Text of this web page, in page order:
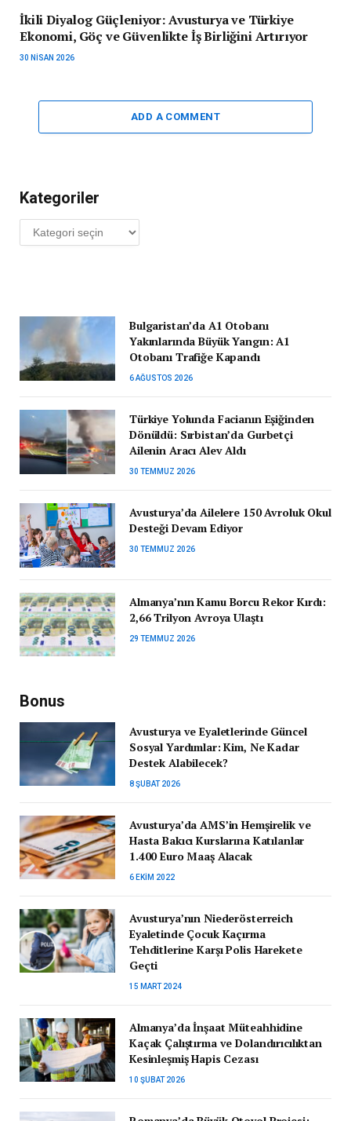
İkili Diyalog Güçleniyor: Avusturya ve Türkiye
Ekonomi, Göç ve Güvenlikte İş Birliğini Artırıyor
30 NISAN 2026
ADD A COMMENT
Kategoriler
Kategoriler
Bulgaristan’da A1 Otobanı
Yakınlarında Büyük Yangın: A1
Otobanı Trafiğe Kapandı
6 AĞUSTOS 2026
Türkiye Yolunda Facianın Eşiğinden
Dönüldü: Sırbistan’da Gurbetçi
Ailenin Aracı Alev Aldı
30 TEMMUZ 2026
Avusturya’da Ailelere 150 Avroluk Okul
Desteği Devam Ediyor
30 TEMMUZ 2026
Almanya’nın Kamu Borcu Rekor Kırdı:
2,66 Trilyon Avroya Ulaştı
29 TEMMUZ 2026
Bonus
Avusturya ve Eyaletlerinde Güncel
Sosyal Yardımlar: Kim, Ne Kadar
Destek Alabilecek?
8 ŞUBAT 2026
Avusturya’da AMS’in Hemşirelik ve
Hasta Bakıcı Kurslarına Katılanlar
1.400 Euro Maaş Alacak
6 EKIM 2022
Avusturya’nın Niederösterreich
Eyaletinde Çocuk Kaçırma
Tehditlerine Karşı Polis Harekete
Geçti
15 MART 2024
Almanya’da İnşaat Müteahhidine
Kaçak Çalıştırma ve Dolandırıcılıktan
Kesinleşmiş Hapis Cezası
10 ŞUBAT 2026